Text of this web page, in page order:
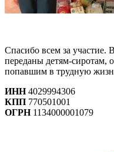
Спасибо всем за участие.
переданы детям-сиротам,
попавшим в трудную
ИНН4029994306
КПП 770501001
ОГРН1134000001079